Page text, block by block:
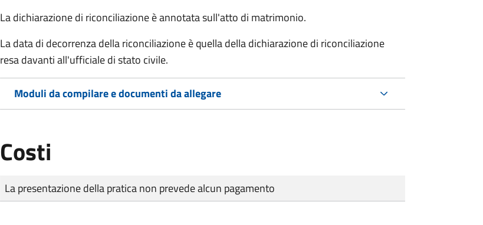
La dichiarazione di riconciliazione è annotata sull'atto di matrimonio.
La data di decorrenza della riconciliazione è quella della dichiarazione di riconciliazione
resa davanti all'ufficiale di stato civile.
Moduli da compilare e documenti da allegare
Costi
Tipo di pagamento
Importo
La presentazione della pratica non prevede alcun pagamento